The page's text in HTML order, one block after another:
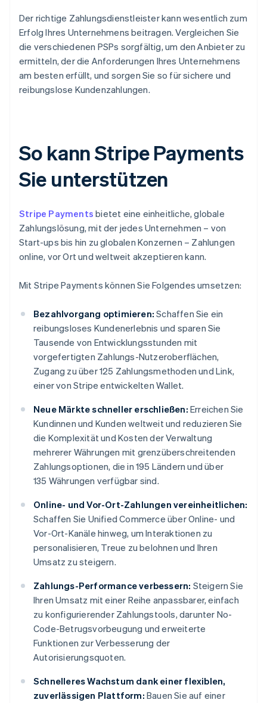
Der richtige Zahlungsdienstleister kann wesentlich zum
Erfolg Ihres Unternehmens beitragen. Vergleichen Sie
die verschiedenen PSPs sorgfältig, um den Anbieter zu
ermitteln, der die Anforderungen Ihres Unternehmens
am besten erfüllt, und sorgen Sie so für sichere und
reibungslose Kundenzahlungen.
So kann Stripe Payments
Sie unterstützen
Stripe Payments bietet eine einheitliche, globale
Zahlungslösung, mit der jedes Unternehmen – von
Start-ups bis hin zu globalen Konzernen – Zahlungen
online, vor Ort und weltweit akzeptieren kann.
Mit Stripe Payments können Sie Folgendes umsetzen:
Bezahlvorgang optimieren: Schaffen Sie ein
reibungsloses Kundenerlebnis und sparen Sie
Tausende von Entwicklungsstunden mit
vorgefertigten Zahlungs-Nutzeroberflächen,
Zugang zu über 125 Zahlungsmethoden und Link,
einer von Stripe entwickelten Wallet.
Neue Märkte schneller erschließen: Erreichen Sie
Kundinnen und Kunden weltweit und reduzieren Sie
die Komplexität und Kosten der Verwaltung
mehrerer Währungen mit grenzüberschreitenden
Zahlungsoptionen, die in 195 Ländern und über
135 Währungen verfügbar sind.
Online- und Vor-Ort-Zahlungen vereinheitlichen:
Schaffen Sie Unified Commerce über Online- und
Vor-Ort-Kanäle hinweg, um Interaktionen zu
personalisieren, Treue zu belohnen und Ihren
Umsatz zu steigern.
Zahlungs-Performance verbessern: Steigern Sie
Ihren Umsatz mit einer Reihe anpassbarer, einfach
zu konfigurierender Zahlungstools, darunter No-
Code-Betrugsvorbeugung und erweiterte
Funktionen zur Verbesserung der
Autorisierungsquoten.
Schnelleres Wachstum dank einer flexiblen,
zuverlässigen Plattform: Bauen Sie auf einer